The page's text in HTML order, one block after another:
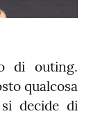
di outing.
qualcosa
decide di